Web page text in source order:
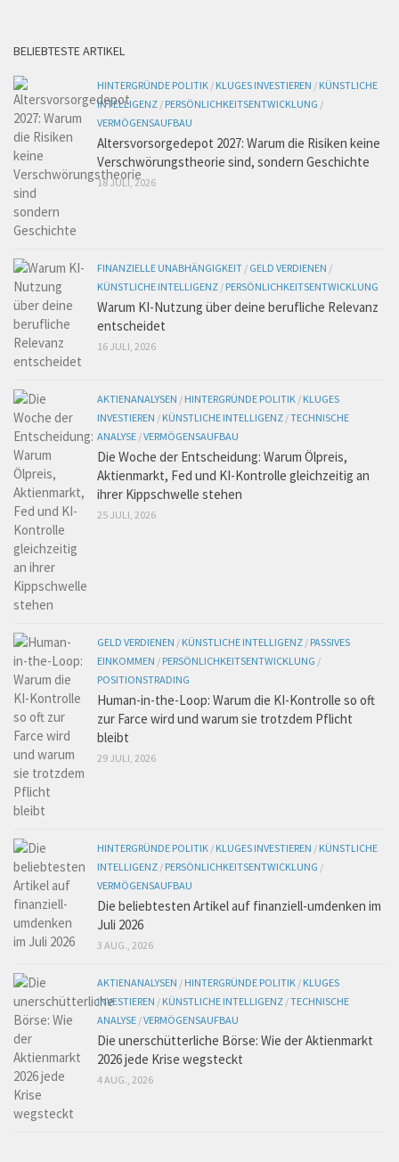
BELIEBTESTE ARTIKEL
HINTERGRÜNDE POLITIK / KLUGES INVESTIEREN / KÜNSTLICHE
INTELLIGENZ / PERSÖNLICHKEITSENTWICKLUNG /
VERMÖGENSAUFBAU
Altersvorsorgedepot 2027: Warum die Risiken keine
Verschwörungstheorie sind, sondern Geschichte
18 JULI, 2026
FINANZIELLE UNABHÄNGIGKEIT / GELD VERDIENEN /
KÜNSTLICHE INTELLIGENZ / PERSÖNLICHKEITSENTWICKLUNG
Warum KI-Nutzung über deine berufliche Relevanz
entscheidet
16 JULI, 2026
AKTIENANALYSEN / HINTERGRÜNDE POLITIK / KLUGES
INVESTIEREN / KÜNSTLICHE INTELLIGENZ /TECHNISCHE
ANALYSE /VERMÖGENSAUFBAU
Die Woche der Entscheidung: Warum Ölpreis,
Aktienmarkt, Fed und KI-Kontrolle gleichzeitig an
ihrer Kippschwelle stehen
25 JULI, 2026
GELD VERDIENEN / KÜNSTLICHE INTELLIGENZ / PASSIVES
EINKOMMEN / PERSÖNLICHKEITSENTWICKLUNG /
POSITIONSTRADING
Human-in-the-Loop: Warum die KI-Kontrolle so oft
zur Farce wird und warum sie trotzdem Pflicht
bleibt
29 JULI, 2026
HINTERGRÜNDE POLITIK / KLUGES INVESTIEREN / KÜNSTLICHE
INTELLIGENZ / PERSÖNLICHKEITSENTWICKLUNG /
VERMÖGENSAUFBAU
Die beliebtesten Artikel auf finanziell-umdenken im
Juli 2026
3 AUG., 2026
AKTIENANALYSEN / HINTERGRÜNDE POLITIK / KLUGES
INVESTIEREN / KÜNSTLICHE INTELLIGENZ /TECHNISCHE
ANALYSE /VERMÖGENSAUFBAU
Die unerschütterliche Börse: Wie der Aktienmarkt
2026 jede Krise wegsteckt
4 AUG., 2026